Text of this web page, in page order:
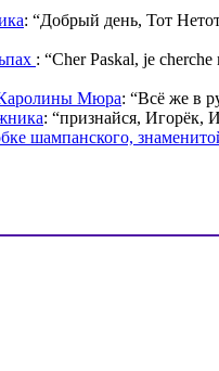
: “Добрый день, Тот
: “Cher Paskal, je
Мюра: “Всё же в
: “признайся, Игорёк,
шампанского,